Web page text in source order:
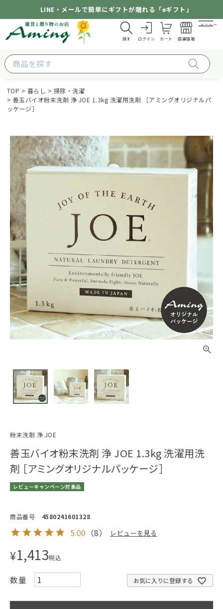
LINE・メールで簡単にギフトが贈れる「eギフト」
探す ログイン カート 店舗情報
メニュー
TOP 暮らし
掃除・洗濯
善玉バイオ粉末洗剤 浄 JOE 1.3kg 洗濯用洗剤 ［アミングオリジナルパ
ッケージ］
粉末洗剤 浄 JOE
善玉バイオ粉末洗剤 浄 JOE 1.3kg 洗濯用洗
剤 ［アミングオリジナルパッケージ］
レビューキャンペーン対象品
商品番号 4580241601328
5.00 （8） レビューを見る
¥1,413税込
お気に入りに登録する